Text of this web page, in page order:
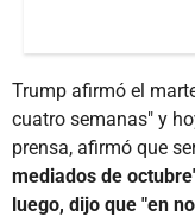
Trump afirmó el
cuatro semanas" y
prensa, afirmó que
mediados de
luego, dijo que "en